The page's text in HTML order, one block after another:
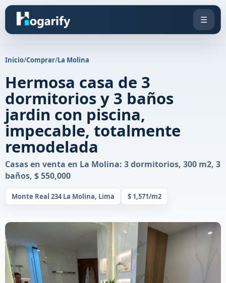
☰
Inicio/Comprar/La Molina
Hermosa casa de 3
dormitorios y 3 baños
jardin con piscina,
impecable, totalmente
remodelada
Casas en venta en La Molina: 3 dormitorios, 300 m2, 3
baños, $ 550,000
Monte Real 234 La Molina, Lima $ 1,571/m2